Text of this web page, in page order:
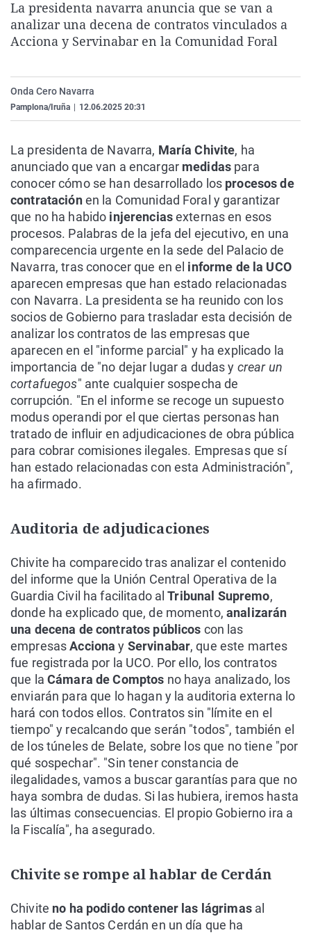
La rosa de los vientos
Gente viajera
Caso
Retornados
Extremadura
Galicia
Virales
Televisión
La presidenta navarra anuncia que se van a
analizar una decena de contratos vinculados a
Acciona y Servinabar en la Comunidad Foral
Onda Cero Navarra
Pamplona/Iruña 12.06.2025 20:31
La presidenta de Navarra, María Chivite, ha
anunciado que van a encargarmedidas para
conocer cómo se han desarrollado los procesos de
contrataciónen la Comunidad Foral y garantizar
que no ha habido injerenciasexternas en esos
procesos. Palabras de la jefa del ejecutivo, en una
comparecencia urgente en la sede del Palacio de
Navarra, tras conocer que en el informe de la UCO
aparecen empresas que han estado relacionadas
con Navarra. La presidenta se ha reunido con los
socios de Gobierno para trasladar esta decisión de
analizar los contratos de las empresas que
aparecen en el "informe parcial" y ha explicado la
importancia de "no dejar lugar a dudas y crear un
cortafuegos" ante cualquier sospecha de
corrupción. "En el informe se recoge un supuesto
modus operandi por el que ciertas personas han
tratado de influir en adjudicaciones de obra pública
para cobrar comisiones ilegales. Empresas que sí
han estado relacionadas con esta Administración",
ha afirmado.
Auditoria de adjudicaciones
Chivite ha comparecido tras analizar el contenido
del informe que la Unión Central Operativa de la
Guardia Civil ha facilitado alTribunal Supremo,
donde ha explicado que, de momento,analizarán
una decena de contratos públicos con las
empresasAcciona y Servinabar, que este martes
fue registrada por la UCO. Por ello, los contratos
que la Cámara de Comptos no haya analizado, los
enviarán para que lo hagan y la auditoria externa lo
hará con todos ellos. Contratos sin "límite en el
tiempo" y recalcando que serán "todos", también el
de los túneles de Belate, sobre los que no tiene "por
qué sospechar". "Sin tener constancia de
ilegalidades, vamos a buscar garantías para que no
haya sombra de dudas. Si las hubiera, iremos hasta
las últimas consecuencias. El propio Gobierno ira a
la Fiscalía", ha asegurado.
Chivite se rompe al hablar de Cerdán
Chivite no ha podido contener las lágrimasal
hablar de Santos Cerdán en un día que ha